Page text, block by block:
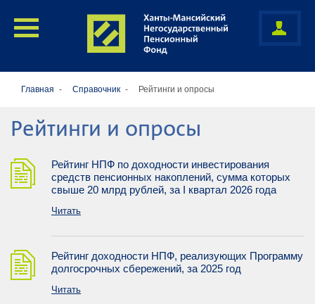
Главная Справочник Рейтинги и опросы
Рейтинги и опросы
Рейтинг НПФ по доходности инвестирования
средств пенсионных накоплений, сумма которых
свыше 20 млрд рублей, за I квартал 2026 года
Читать
Рейтинг доходности НПФ, реализующих Программу
долгосрочных сбережений, за 2025 год
Читать